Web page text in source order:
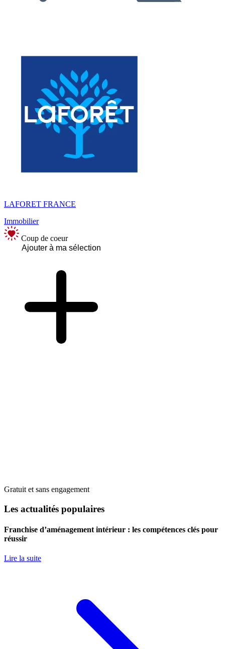
LAFORET FRANCE
Immobilier
Coup de coeur
Ajouter à ma sélection
Gratuit et sans engagement
Les actualités populaires
Franchise d’aménagement intérieur : les compétences clés pour
réussir
Lire la suite